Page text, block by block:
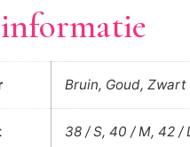
Bruin, Goud, Zwart
38 / S, 40 / M, 42 /